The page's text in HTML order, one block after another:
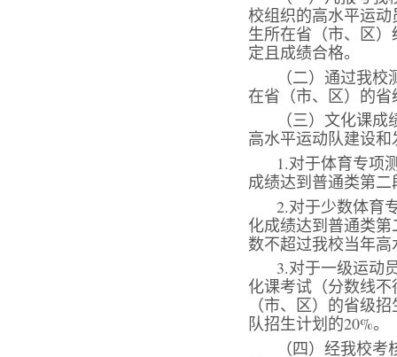
校组织的高水平运
生所在省（市、区
定且成绩合格。
（二）通过我
在省（市、区）的
（三）文化课
高水平运动队建设
1.对于体育专项
成绩达到普通类第
2.对于少数体育
化成绩达到普通类
数不超过我校当年
3.对于一级运动
化课考试（分数线
（市、区）的省级
队招生计划的20%。
（四）经我校